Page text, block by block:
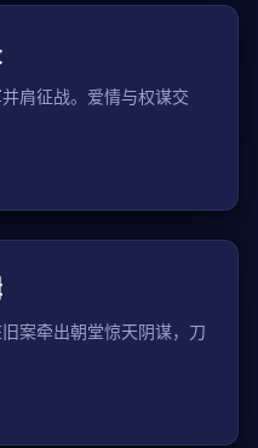
肩征战。爱情与权谋交
案牵出朝堂惊天阴谋，刀